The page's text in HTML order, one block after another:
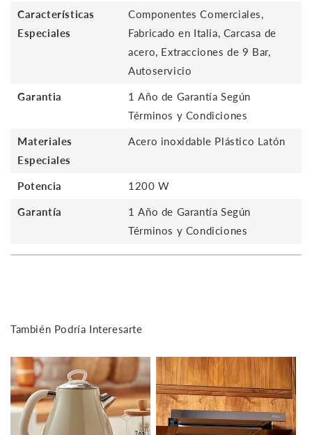
Características
Especiales
Componentes Comerciales,
Fabricado en Italia, Carcasa de
acero, Extracciones de 9 Bar,
Autoservicio
Garantia
1 Año de Garantía Según
Términos y Condiciones
Materiales
Especiales
Acero inoxidable Plástico Latón
Potencia 1200 W
Garantía
1 Año de Garantía Según
Términos y Condiciones
También Podría Interesarte